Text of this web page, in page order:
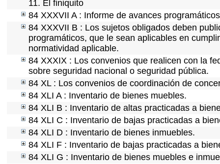
11. El finiquito
84 XXXVII A : Informe de avances
84 XXXVII B : Los sujetos obligados deben
programáticos, que le sean aplicables en
normatividad aplicable.
84 XXXIX : Los convenios que realicen con la
sobre seguridad nacional o seguridad pública.
84 XL : Los convenios de coordinación de
84 XLI A : Inventario de bienes muebles.
84 XLI B : Inventario de altas practicadas a
84 XLI C : Inventario de bajas practicadas a
84 XLI D : Inventario de bienes inmuebles.
84 XLI F : Inventario de bajas practicadas a
84 XLI G : Inventario de bienes muebles e